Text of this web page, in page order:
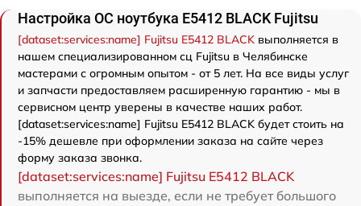
Настройка ОС ноутбука E5412 BLACK Fujitsu
[dataset:services:name] Fujitsu E5412 BLACK выполняется в
нашем специализированном сц Fujitsu в Челябинске
мастерами с огромным опытом - от 5 лет. На все виды услуг
и запчасти предоставляем расширенную гарантию - мы в
сервисном центр уверены в качестве наших работ.
[dataset:services:name] Fujitsu E5412 BLACK будет стоить на
-15% дешевле при оформлении заказа на сайте через
форму заказа звонка.
[dataset:services:name] Fujitsu E5412 BLACK
выполняется на выезде, если не требует большого